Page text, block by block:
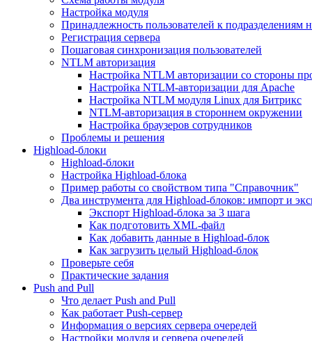
Настройка модуля
Принадлежность пользователей к подразделениям
Регистрация сервера
Пошаговая синхронизация пользователей
NTLM авторизация
Настройка NTLM авторизации со стороны
Настройка NTLM-авторизации для Apache
Настройка NTLM модуля Linux для Битрикс
NTLM-авторизация в стороннем окружении
Настройка браузеров сотрудников
Проблемы и решения
Highload-блоки
Highload-блоки
Настройка Highload-блока
Пример работы со свойством типа "Справочник"
Два инструмента для Highload-блоков: импорт и
Экспорт Highload-блока за 3 шага
Как подготовить XML-файл
Как добавить данные в Highload-блок
Как загрузить целый Highload-блок
Проверьте себя
Практические задания
Push and Pull
Что делает Push and Pull
Как работает Push-сервер
Информация о версиях сервера очередей
Настройки модуля и сервера очередей